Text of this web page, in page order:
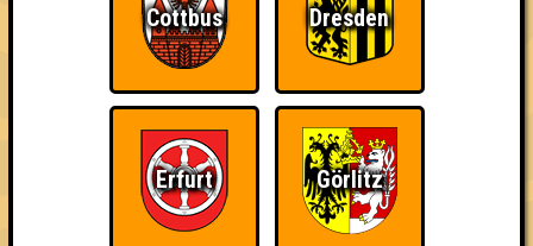
Da-Da Da! Da-Da Da!
Nehmt an 500 Quizlaboren teil
~ Noch nicht erreicht ~
Cottbus Dresden
Erfurt Görlitz